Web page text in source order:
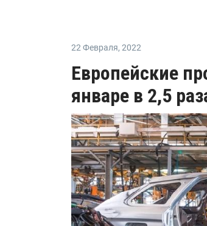
22 Февраля, 2022
Европейские
январе в 2,5